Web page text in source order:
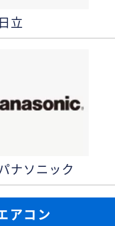
日立
ナソニック
アコン